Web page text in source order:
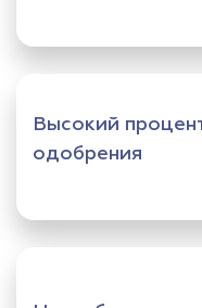
Высокий
одобрения